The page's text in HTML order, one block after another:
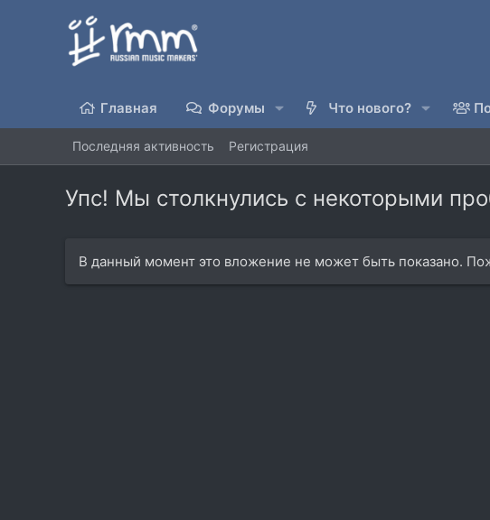
Главная Форумы Что нового?
Последняя активность Регистрация
Упс! Мы столкнулись с некоторыми
В данный момент это вложение не может быть показано.